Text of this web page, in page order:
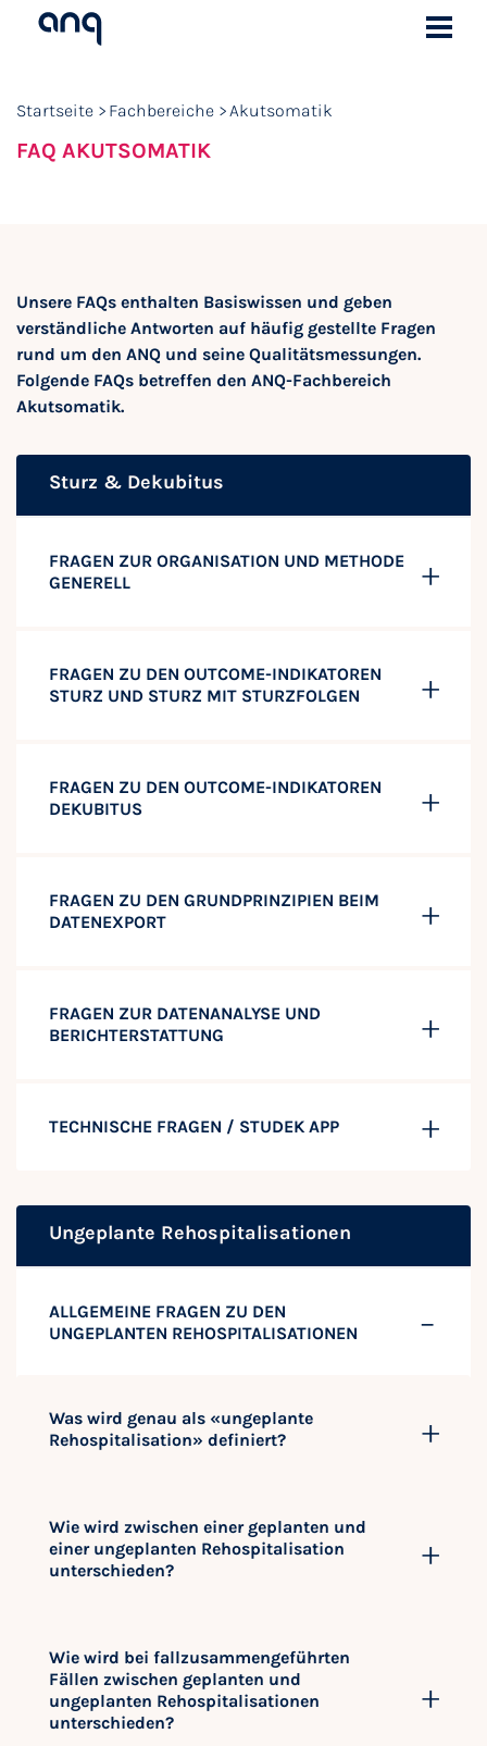
Startseite Fachbereiche Akutsomatik
FAQ AKUTSOMATIK
Unsere FAQs enthalten Basiswissen und geben
verständliche Antworten auf häufig gestellte Fragen
rund um den ANQ und seine Qualitätsmessungen.
Folgende FAQs betreffen den ANQ-Fachbereich
Akutsomatik.
Sturz & Dekubitus
FRAGEN ZUR ORGANISATION UND METHODE
GENERELL
FRAGEN ZU DEN OUTCOME-INDIKATOREN
STURZ UND STURZ MIT STURZFOLGEN
FRAGEN ZU DEN OUTCOME-INDIKATOREN
DEKUBITUS
FRAGEN ZU DEN GRUNDPRINZIPIEN BEIM
DATENEXPORT
FRAGEN ZUR DATENANALYSE UND
BERICHTERSTATTUNG
TECHNISCHE FRAGEN / STUDEK APP
Ungeplante Rehospitalisationen
ALLGEMEINE FRAGEN ZU DEN
UNGEPLANTEN REHOSPITALISATIONEN
Was wird genau als «ungeplante
Rehospitalisation» definiert?
Wie wird zwischen einer geplanten und
einer ungeplanten Rehospitalisation
unterschieden?
Wie wird bei fallzusammengeführten
Fällen zwischen geplanten und
ungeplanten Rehospitalisationen
unterschieden?